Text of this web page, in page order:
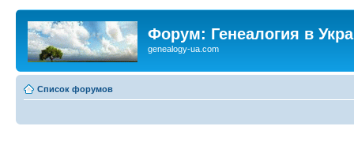
Форум: Генеалогия в
genealogy-ua.com
Список форумов